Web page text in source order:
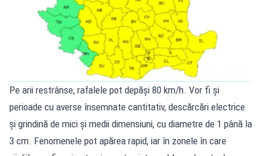
Pe arii restrânse, rafalele pot depăși 80 km/h. Vor fi și
perioade cu averse însemnate cantitativ, descărcări electrice
și grindină de mici și medii dimensiuni, cu diametre de 1 până la
3 cm. Fenomenele pot apărea rapid, iar în zonele în care